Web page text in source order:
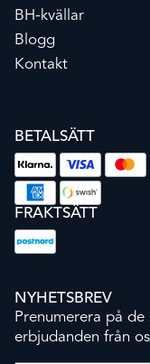
BH-kvällar
Blogg
Kontakt
BETALSÄTT
FRAKTSÄTT
NYHETSBREV
Prenumerera på de
erbjudanden från